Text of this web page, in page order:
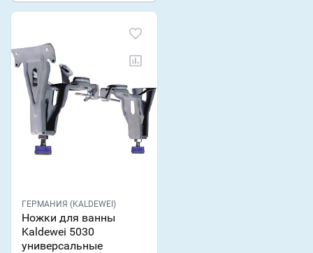
ГЕРМАНИЯ (KALDEWEI)
Ножки для ванны
Kaldewei 5030
универсальные